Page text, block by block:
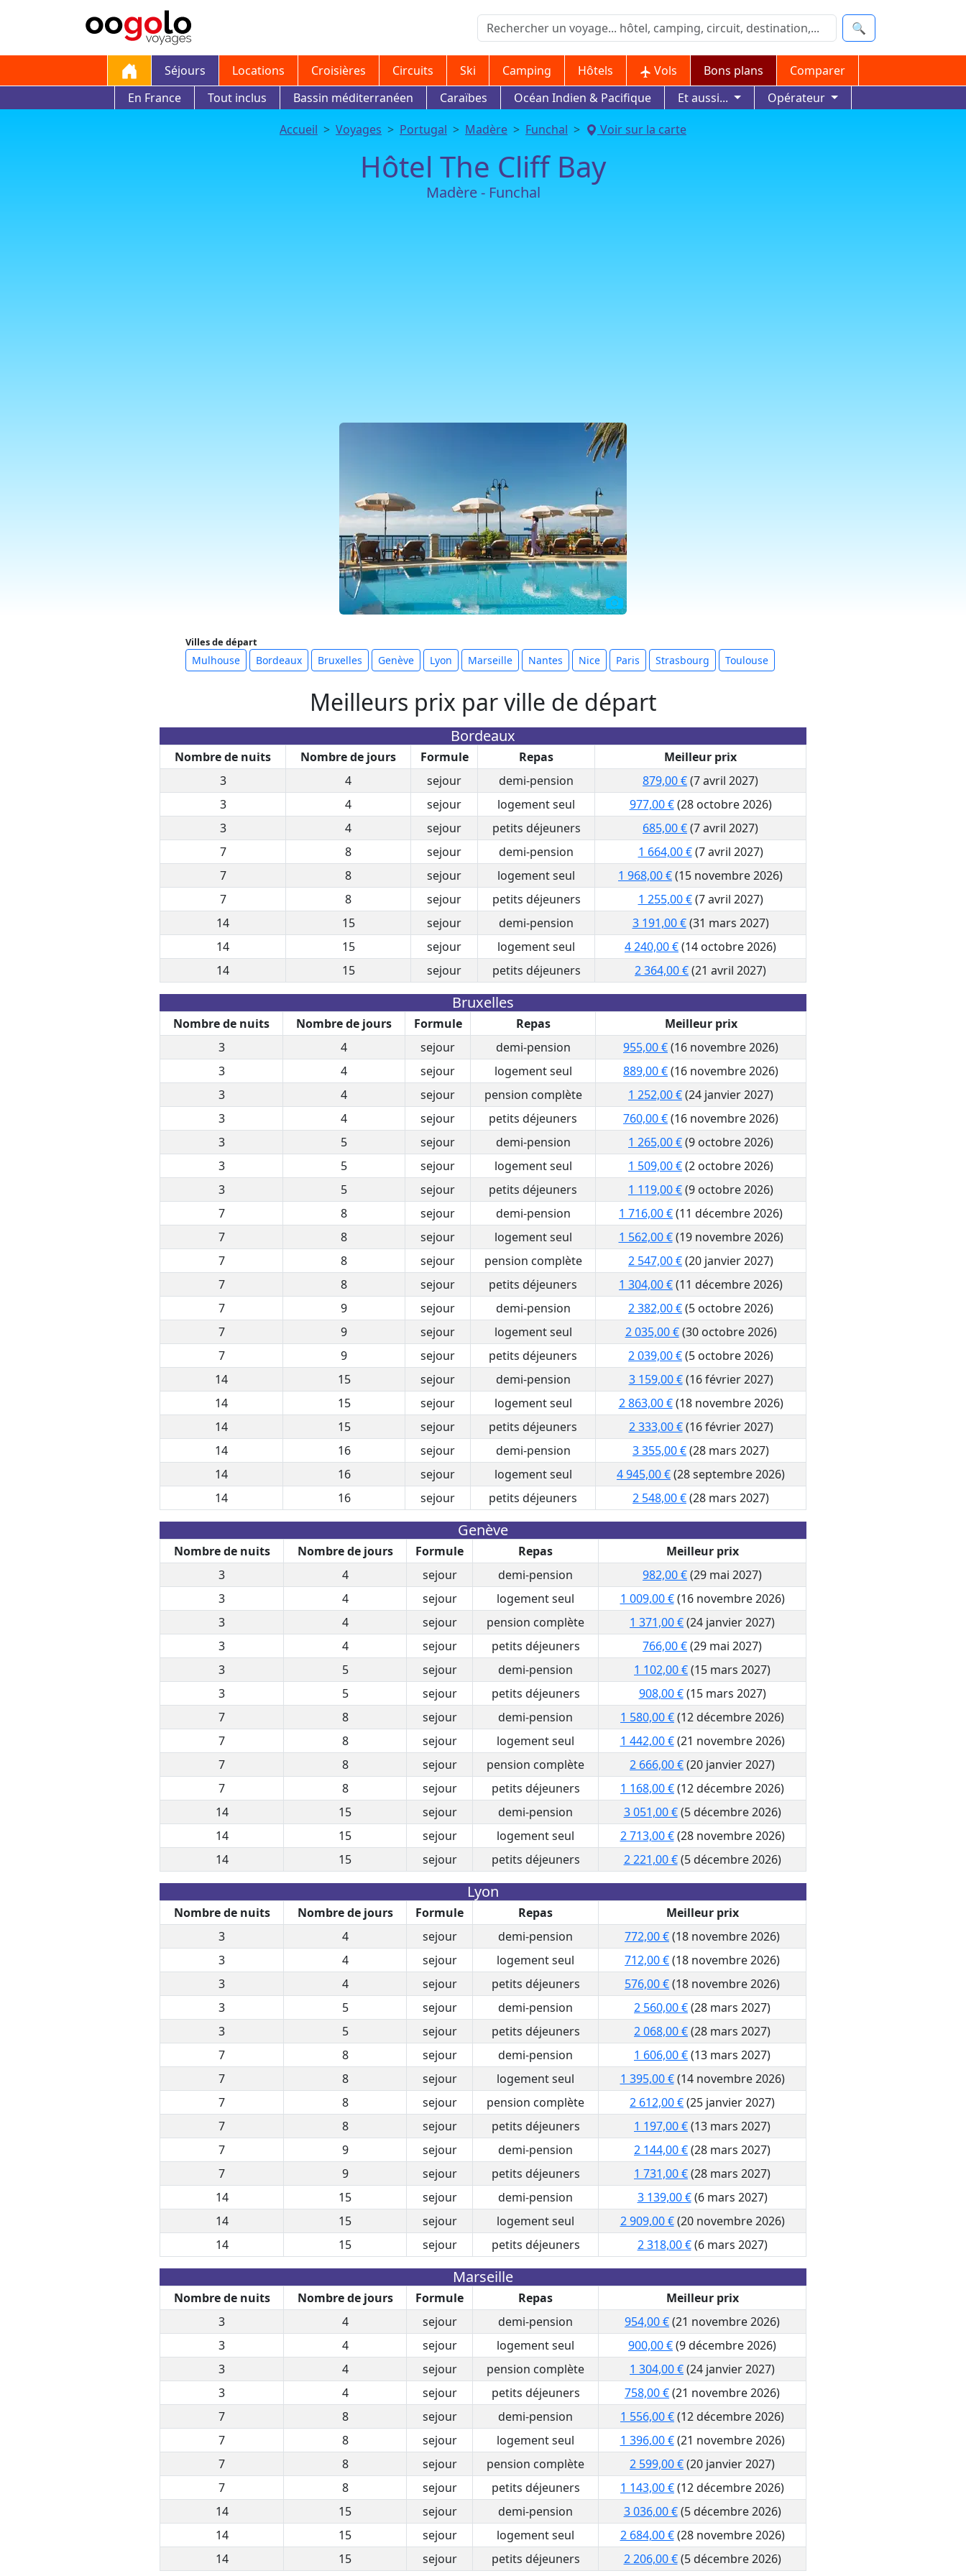
🔍
Séjours Locations Croisières Circuits Ski Camping Hôtels Vols Bons plans
Comparer
En France
Tout inclus Bassin méditerranéen Caraïbes Océan Indien & Pacifique Et aussi...
Opérateur
Accueil
Voyages Portugal Madère Funchal Voir sur la carte
Hôtel The Cliff Bay
Madère - Funchal
Villes de départ
Mulhouse Bordeaux Bruxelles Genève Lyon Marseille Nantes Nice Paris Strasbourg Toulouse
Meilleurs prix par ville de départ
Bordeaux
Nombre de nuits Nombre de jours Formule Repas
Meilleur prix
3
4 sejour demi-pension 879,00 €(7 avril 2027)
3
4 sejour logement seul 977,00 €(28 octobre 2026)
3
4 sejour petits déjeuners 685,00 €(7 avril 2027)
7
8 sejour demi-pension 1 664,00 €(7 avril 2027)
7
8 sejour logement seul 1 968,00 €(15 novembre 2026)
7
8 sejour petits déjeuners 1 255,00 €(7 avril 2027)
14
15 sejour demi-pension 3 191,00 €(31 mars 2027)
14
15 sejour logement seul 4 240,00 €(14 octobre 2026)
14
15 sejour petits déjeuners 2 364,00 €(21 avril 2027)
Bruxelles
Nombre de nuits Nombre de jours Formule Repas
Meilleur prix
3
4 sejour demi-pension 955,00 €(16 novembre 2026)
3
4 sejour logement seul 889,00 €(16 novembre 2026)
3
4 sejour pension complète 1 252,00 €(24 janvier 2027)
3
4 sejour petits déjeuners 760,00 €(16 novembre 2026)
3
5 sejour demi-pension 1 265,00 €(9 octobre 2026)
3
5 sejour logement seul 1 509,00 €(2 octobre 2026)
3
5 sejour petits déjeuners 1 119,00 €(9 octobre 2026)
7
8 sejour demi-pension 1 716,00 €(11 décembre 2026)
7
8 sejour logement seul 1 562,00 €(19 novembre 2026)
7
8 sejour pension complète 2 547,00 €(20 janvier 2027)
7
8 sejour petits déjeuners 1 304,00 €(11 décembre 2026)
7
9 sejour demi-pension 2 382,00 €(5 octobre 2026)
7
9 sejour logement seul 2 035,00 €(30 octobre 2026)
7
9 sejour petits déjeuners 2 039,00 €(5 octobre 2026)
14
15 sejour demi-pension 3 159,00 €(16 février 2027)
14
15 sejour logement seul 2 863,00 €(18 novembre 2026)
14
15 sejour petits déjeuners 2 333,00 €(16 février 2027)
14
16 sejour demi-pension 3 355,00 €(28 mars 2027)
14
16 sejour logement seul 4 945,00 €(28 septembre 2026)
14
16 sejour petits déjeuners 2 548,00 €(28 mars 2027)
Genève
Nombre de nuits Nombre de jours Formule Repas
Meilleur prix
3
4 sejour demi-pension 982,00 €(29 mai 2027)
3
4 sejour logement seul 1 009,00 €(16 novembre 2026)
3
4 sejour pension complète 1 371,00 €(24 janvier 2027)
3
4 sejour petits déjeuners 766,00 €(29 mai 2027)
3
5 sejour demi-pension 1 102,00 €(15 mars 2027)
3
5 sejour petits déjeuners 908,00 €(15 mars 2027)
7
8 sejour demi-pension 1 580,00 €(12 décembre 2026)
7
8 sejour logement seul 1 442,00 €(21 novembre 2026)
7
8 sejour pension complète 2 666,00 €(20 janvier 2027)
7
8 sejour petits déjeuners 1 168,00 €(12 décembre 2026)
14
15 sejour demi-pension 3 051,00 €(5 décembre 2026)
14
15 sejour logement seul 2 713,00 €(28 novembre 2026)
14
15 sejour petits déjeuners 2 221,00 €(5 décembre 2026)
Lyon
Nombre de nuits Nombre de jours Formule Repas
Meilleur prix
3
4 sejour demi-pension 772,00 €(18 novembre 2026)
3
4 sejour logement seul 712,00 €(18 novembre 2026)
3
4 sejour petits déjeuners 576,00 €(18 novembre 2026)
3
5 sejour demi-pension 2 560,00 €(28 mars 2027)
3
5 sejour petits déjeuners 2 068,00 €(28 mars 2027)
7
8 sejour demi-pension 1 606,00 €(13 mars 2027)
7
8 sejour logement seul 1 395,00 €(14 novembre 2026)
7
8 sejour pension complète 2 612,00 €(25 janvier 2027)
7
8 sejour petits déjeuners 1 197,00 €(13 mars 2027)
7
9 sejour demi-pension 2 144,00 €(28 mars 2027)
7
9 sejour petits déjeuners 1 731,00 €(28 mars 2027)
14
15 sejour demi-pension 3 139,00 €(6 mars 2027)
14
15 sejour logement seul 2 909,00 €(20 novembre 2026)
14
15 sejour petits déjeuners 2 318,00 €(6 mars 2027)
Marseille
Nombre de nuits Nombre de jours Formule Repas
Meilleur prix
3
4 sejour demi-pension 954,00 €(21 novembre 2026)
3
4 sejour logement seul 900,00 €(9 décembre 2026)
3
4 sejour pension complète 1 304,00 €(24 janvier 2027)
3
4 sejour petits déjeuners 758,00 €(21 novembre 2026)
7
8 sejour demi-pension 1 556,00 €(12 décembre 2026)
7
8 sejour logement seul 1 396,00 €(21 novembre 2026)
7
8 sejour pension complète 2 599,00 €(20 janvier 2027)
7
8 sejour petits déjeuners 1 143,00 €(12 décembre 2026)
14
15 sejour demi-pension 3 036,00 €(5 décembre 2026)
14
15 sejour logement seul 2 684,00 €(28 novembre 2026)
14
15 sejour petits déjeuners 2 206,00 €(5 décembre 2026)